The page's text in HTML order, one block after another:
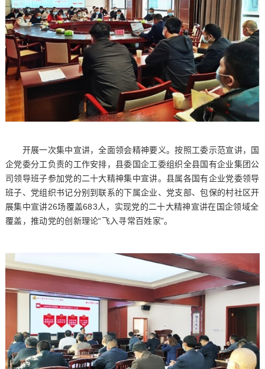
开展一次集中宣讲，全面领会精神要义。按照工委示范宣讲，国
企党委分工负责的工作安排，县委国企工委组织全县国有企业集团公
司领导班子参加党的二十大精神集中宣讲。县属各国有企业党委领导
班子、党组织书记分别到联系的下属企业、党支部、包保的村社区开
展集中宣讲26场覆盖683人，实现党的二十大精神宣讲在国企领域全
覆盖，推动党的创新理论“飞入寻常百姓家”。